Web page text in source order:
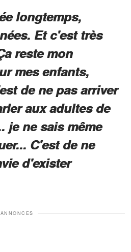
longtemps,
Et c'est très
reste mon
mes enfants,
de ne pas arriver
aux adultes de
je ne sais même
C'est de ne
d'exister
ANNONCES